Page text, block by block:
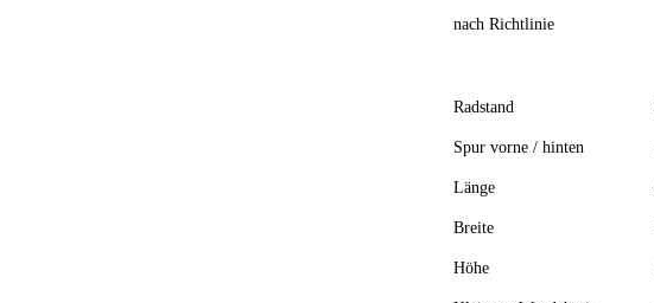
nach Richtlinie
Radstand
Spur vorne / hinten
Länge
Breite
Höhe